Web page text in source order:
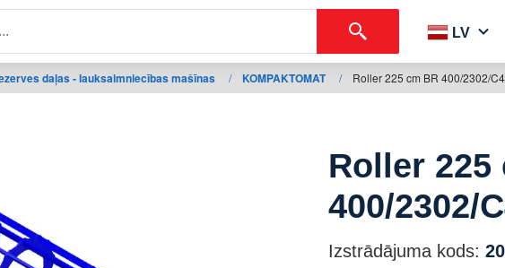
LV
daļas - lauksaimniecības mašīnas / KOMPAKTOMAT / Roller 225 cm BR 400/2302/
Roller 225
400/2302/
Izstrādājuma kods: